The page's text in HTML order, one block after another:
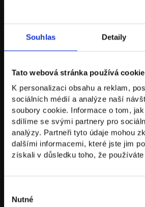
Souhlas Detaily
Tato webová stránka používá
K personalizaci obsahu a reklam,
sociálních médií a analýze naší
soubory cookie. Informace o tom,
sdílíme se svými partnery pro
analýzy. Partneři tyto údaje mohou
dalšími informacemi, které jste jim
získali v důsledku toho, že
souhlasu
Nutné
pracovať a uspieť |